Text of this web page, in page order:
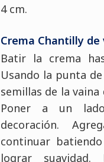
4 cm.
Crema Chantilly de
Batir la crema
Usando la punta
semillas de la
Poner a un
decoración.
continuar
lograr